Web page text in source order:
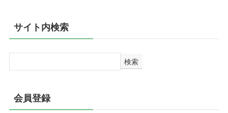
サイト内検索
索
検索
会員登録